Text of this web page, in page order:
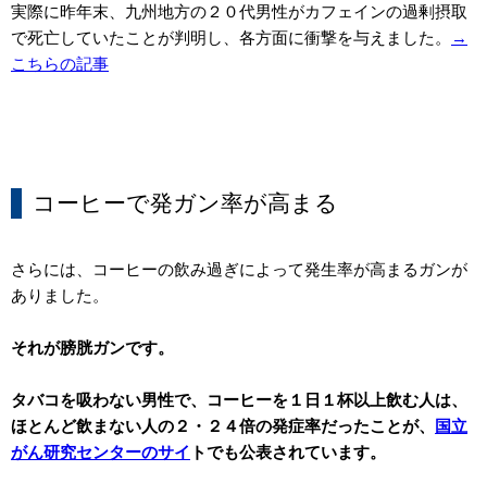
実際に昨年末、九州地方の２０代男性がカフェインの過剰摂取
で死亡していたことが判明し、各方面に衝撃を与えました。
→
こちらの記事
コーヒーで発ガン率が高まる
さらには、コーヒーの飲み過ぎによって発生率が高まるガンが
ありました。
それが膀胱ガンです。
タバコを吸わない男性で、コーヒーを１日１杯以上飲む人は、
ほとんど飲まない人の２・２４倍の発症率だったことが、
国立
がん研究センターのサイ トでも公表されています。